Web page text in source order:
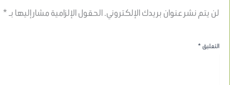
لن يتم نشر عنوان بريدك الإلكتروني.الحقول الإلزامية مشار إليها بـ*
التعليق*